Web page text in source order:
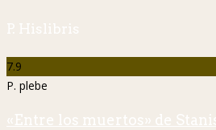
P. Hislibris
7.9
P. plebe
«Entre los muertos» de